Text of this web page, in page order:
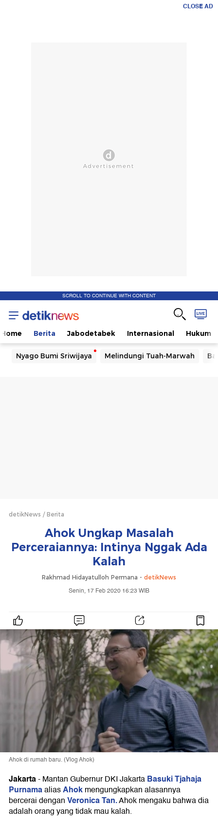
CLOSE AD
SCROLL TO CONTINUE WITH CONTENT
Home Berita Jabodetabek Internasional Hukum
Nyago Bumi Sriwijaya Melindungi Tuah-Marwah
detikNews Berita
Ahok Ungkap Masalah
Perceraiannya: Intinya Nggak Ada
Kalah
Rakhmad Hidayatulloh Permana - detikNews
Senin, 17 Feb 2020 16:23 WIB
Ahok di rumah baru. (Vlog Ahok)
Jakarta-Mantan Gubernur DKI JakartaBasuki Tjahaja
PurnamaaliasAhokmengungkapkan alasannya
bercerai denganVeronica Tan.Ahok mengaku bahwa dia
adalah orang yang tidak mau kalah.